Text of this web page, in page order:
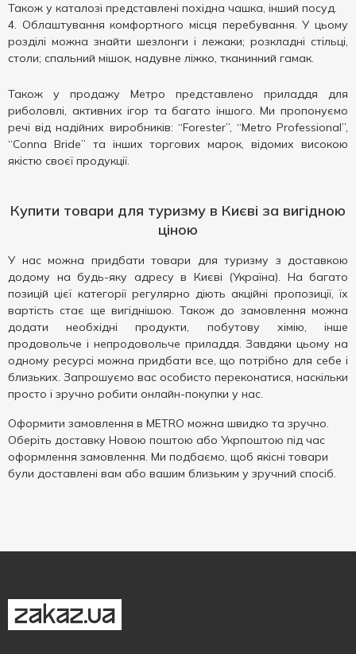
Також у каталозі представлені похідна чашка, інший посуд.
Облаштування комфортного місця перебування. У цьому
розділі можна знайти шезлонги і лежаки; розкладні стільці,
столи; спальний мішок, надувне ліжко, тканинний гамак.
Також у продажу Метро представлено приладдя для
риболовлі, активних ігор та багато іншого. Ми пропонуємо
речі від надійних виробників: “Forester”, “Metro Professional”,
“Conna Bride” та інших торгових марок, відомих високою
якістю своєї продукції.
Купити товари для туризму в Києві за вигідною
ціною
У нас можна придбати товари для туризму з доставкою
додому на будь-яку адресу в Києві (Україна). На багато
позицій цієї категорії регулярно діють акційні пропозиції, їх
вартість стає ще вигіднішою. Також до замовлення можна
додати необхідні продукти, побутову хімію, інше
продовольче і непродовольче приладдя. Завдяки цьому на
одному ресурсі можна придбати все, що потрібно для себе і
близьких. Запрошуємо вас особисто переконатися, наскільки
просто і зручно робити онлайн-покупки у нас.
Оформити замовлення в METRO можна швидко та зручно.
Оберіть доставку Новою поштою або Укрпоштою під час
оформлення замовлення. Ми подбаємо, щоб якісні товари
були доставлені вам або вашим близьким у зручний спосіб.